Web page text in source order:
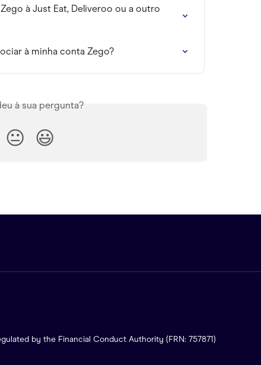
à Just Eat, Deliveroo ou a outro
à minha conta Zego?
à sua pergunta?
😐 😃
by the Financial Conduct Authority (FRN: 757871)